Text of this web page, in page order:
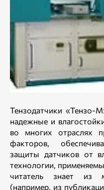
Тензодатчики «Тензо-
надежные и
во многих отраслях
факторов,
защиты датчиков от
технологии,
читатель знает из
(например, из